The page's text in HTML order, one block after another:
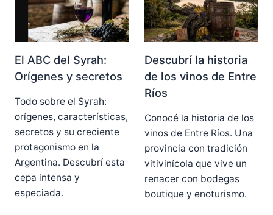
El ABC del Syrah:
Orígenes y secretos
Todo sobre el Syrah:
orígenes, características,
secretos y su creciente
protagonismo en la
Argentina. Descubrí esta
cepa intensa y
especiada.
Descubrí la historia
de los vinos de Entre
Ríos
Conocé la historia de los
vinos de Entre Ríos. Una
provincia con tradición
vitivinícola que vive un
renacer con bodegas
boutique y enoturismo.